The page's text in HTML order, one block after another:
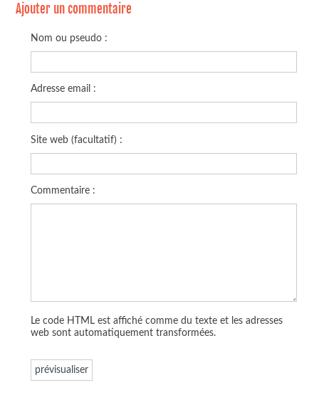
Ajouter un commentaire
Nom ou pseudo :
Adresse email :
Site web (facultatif) :
Commentaire :
Le code HTML est affiché comme du texte et les adresses
web sont automatiquement transformées.